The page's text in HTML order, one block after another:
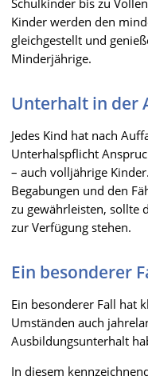
Kinder werden den
gleichgestellt und
Minderjährige.
Unterhalt in der
Jedes Kind hat nach
Unterhalspflicht
– auch volljährige
Begabungen und den
zu gewährleisten, sollte
zur Verfügung stehen.
Ein besonderer
Ein besonderer Fall hat
Umständen auch
Ausbildungsunterhalt
In diesem